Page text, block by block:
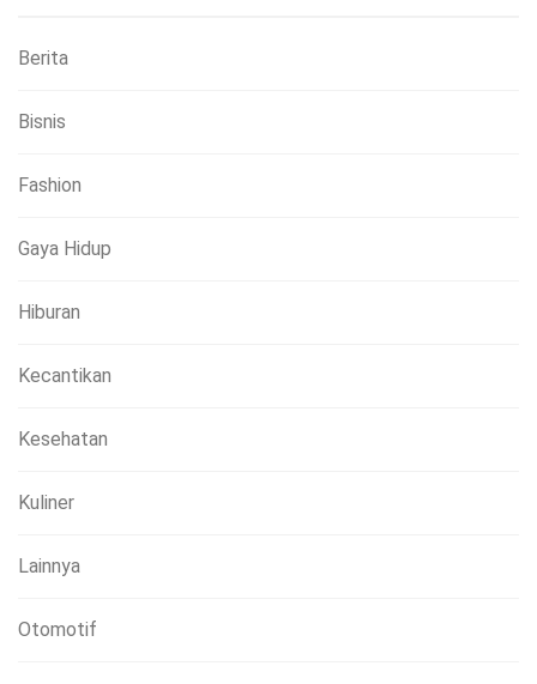
Berita
Bisnis
Fashion
Gaya Hidup
Hiburan
Kecantikan
Kesehatan
Kuliner
Lainnya
Otomotif